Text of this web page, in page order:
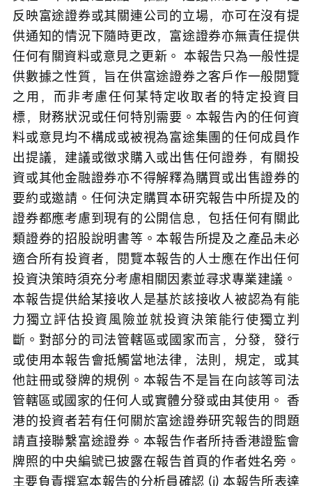
直接的，間接的，隨之而發生的損失）而負上任何
責任。本報告之觀點、推薦、建議和意見均不一定
反映富途證券或其關連公司的立場，亦可在沒有提
供通知的情況下隨時更改，富途證券亦無責任提供
任何有關資料或意見之更新。 本報告只為一般性提
供數據之性質，旨在供富途證券之客戶作一般閱覽
之用，而非考慮任何某特定收取者的特定投資目
標，財務狀況或任何特別需要。本報告內的任何資
料或意見均不構成或被視為富途集團的任何成員作
出提議，建議或徵求購入或出售任何證券，有關投
資或其他金融證券亦不得解釋為購買或出售證券的
要約或邀請。任何決定購買本研究報告中所提及的
證券都應考慮到現有的公開信息，包括任何有關此
類證券的招股說明書等。本報告所提及之產品未必
適合所有投資者，閱覽本報告的人士應在作出任何
投資決策時須充分考慮相關因素並尋求專業建議。
本報告提供給某接收人是基於該接收人被認為有能
力獨立評估投資風險並就投資決策能行使獨立判
斷。對部分的司法管轄區或國家而言，分發，發行
或使用本報告會抵觸當地法律，法則，規定，或其
他註冊或發牌的規例。本報告不是旨在向該等司法
管轄區或國家的任何人或實體分發或由其使用。 香
港的投資者若有任何關於富途證券研究報告的問題
請直接聯繫富途證券。本報告作者所持香港證監會